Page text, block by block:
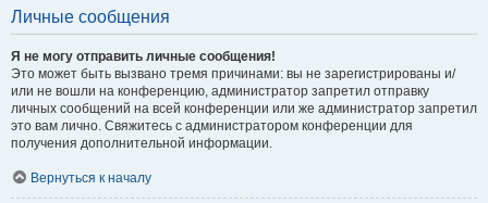
Личные сообщения
Я не могу отправить личные сообщения!
Это может быть вызвано тремя причинами: вы не зарегистрированы и/
или не вошли на конференцию, администратор запретил отправку
личных сообщений на всей конференции или же администратор запретил
это вам лично. Свяжитесь с администратором конференции для
получения дополнительной информации.
Вернуться к началу